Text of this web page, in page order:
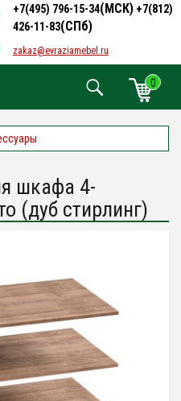
+7(495) 796-15-34(МСК) +7(812)
426-11-83(СПб)
zakaz@evraziamebel.ru
0
шкафа 4-
(дуб стирлинг)